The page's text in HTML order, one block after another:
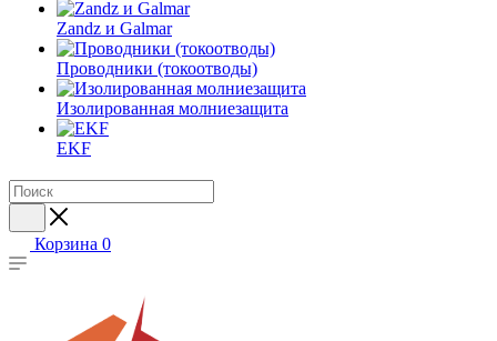
Zandz и Galmar
Проводники (токоотводы)
Изолированная молниезащита
EKF
Корзина 0